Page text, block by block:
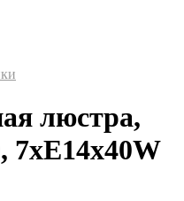
люстра,
7xE14x40W